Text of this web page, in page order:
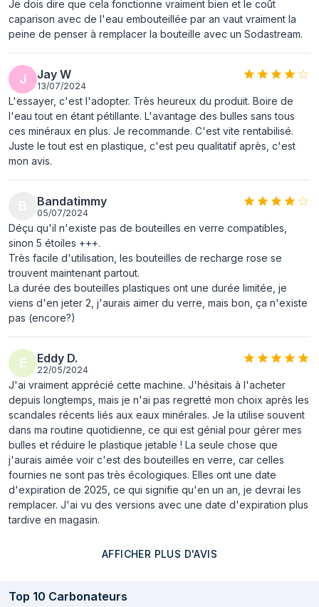
Largeur du casier
principal (externe)
610 mm
Longueur du casier
principal (externe)
400 mm
Hauteur du casier
principal (externe)
460 mm
Produit par casier
principal (externe)
4 pièce(s)
Je dois dire que cela fonctionne vraiment bien et le coût
caparison avec de l'eau embouteillée par an vaut vraiment la
peine de penser à remplacer la bouteille avec un Sodastream.
J Jay W
13/07/2024
L'essayer, c'est l'adopter. Très heureux du produit. Boire de
l'eau tout en étant pétillante. L'avantage des bulles sans tous
ces minéraux en plus. Je recommande. C'est vite rentabilisé.
Juste le tout est en plastique, c'est peu qualitatif après, c'est
mon avis.
Bandatimmy
05/07/2024
Déçu qu'il n'existe pas de bouteilles en verre compatibles,
sinon 5 étoiles +++.
Très facile d'utilisation, les bouteilles de recharge rose se
trouvent maintenant partout.
La durée des bouteilles plastiques ont une durée limitée, je
viens d'en jeter 2, j'aurais aimer du verre, mais bon, ça n'existe
pas (encore?)
E Eddy D.
22/05/2024
J'ai vraiment apprécié cette machine. J'hésitais à l'acheter
depuis longtemps, mais je n'ai pas regretté mon choix après les
scandales récents liés aux eaux minérales. Je la utilise souvent
dans ma routine quotidienne, ce qui est génial pour gérer mes
bulles et réduire le plastique jetable ! La seule chose que
j'aurais aimée voir c'est des bouteilles en verre, car celles
fournies ne sont pas très écologiques. Elles ont une date
d'expiration de 2025, ce qui signifie qu'en un an, je devrai les
remplacer. J'ai vu des versions avec une date d'expiration plus
tardive en magasin.
AFFICHER PLUS D'AVIS
Top 10 Carbonateurs